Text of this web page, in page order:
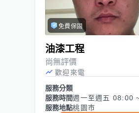
免費保固
油漆工程
尚無評價
歡迎來電
服務分類
服務時間週一至週五 08:00
服務地點桃園市